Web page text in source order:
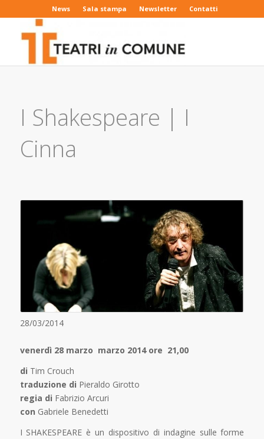
News Sala stampa Newsletter Contatti
I Shakespeare | I
Cinna
28/03/2014
venerdì 28 marzo marzo 2014 ore 21,00
di Tim Crouch
traduzione di Pieraldo Girotto
regia di Fabrizio Arcuri
con Gabriele Benedetti
I SHAKESPEARE è un dispositivo di indagine sulle forme